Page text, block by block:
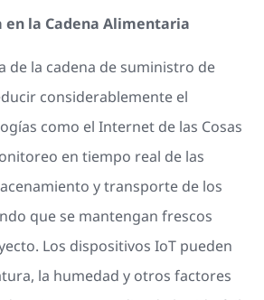
en la Cadena Alimentaria
de la cadena de suministro de
considerablemente el
como el Internet de las Cosas
en tiempo real de las
y transporte de los
que se mantengan frescos
Los dispositivos IoT pueden
la humedad y otros factores